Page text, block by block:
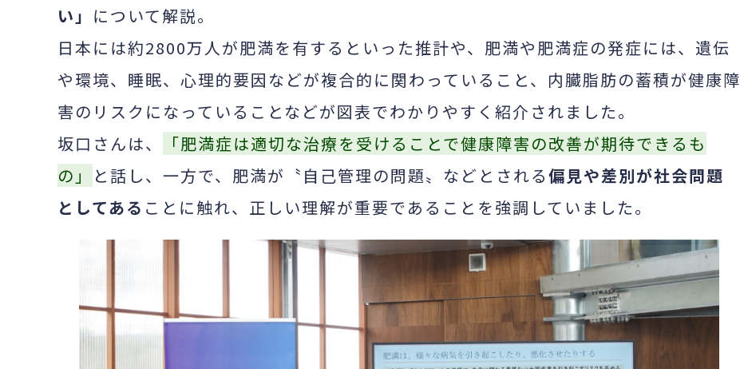
い」 について解説。
日本には約2800万人が肥満を有するといった推計や、肥満や肥満症の発症には、遺伝
や環境、睡眠、心理的要因などが複合的に関わっていること、内臓脂肪の蓄積が健康障
害のリスクになっていることなどが図表でわかりやすく紹介されました。
坂口さんは、
「肥満症は適切な治療を受けることで健康障害の改善が期待できるも
の」
と話し、一方で、肥満が〝自己管理の問題〟などとされる偏見や差別が社会問題
としてある ことに触れ、正しい理解が重要であることを強調していました。